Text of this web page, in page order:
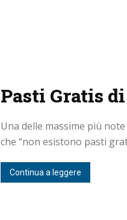
Pasti Gratis
Una delle massime più
che “non esistono pasti
Continua a leggere